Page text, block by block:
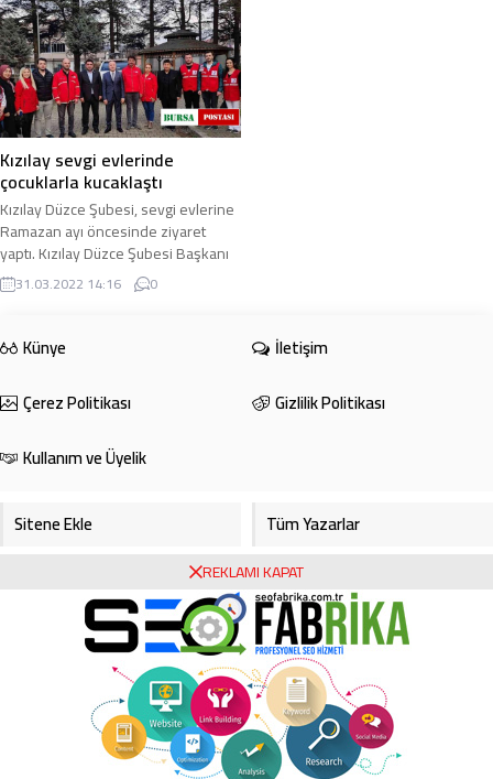
Kızılay sevgi evlerinde
çocuklarla kucaklaştı
Kızılay Düzce Şubesi, sevgi evlerine
Ramazan ayı öncesinde ziyaret
yaptı. Kızılay Düzce Şubesi Başkanı
Halil Aydın, Yönetim Kurulu Üyeleri
ve ...31.03.2022 14:16 0
Künye
İletişim
Çerez Politikası
Gizlilik Politikası
Kullanım ve Üyelik
Sitene Ekle
Tüm Yazarlar
Foto Galeri
Video Galeri
Bursa Haberleri
Bursa Hava Durumu
Bursaspor
Ekonomi
REKLAMI KAPAT